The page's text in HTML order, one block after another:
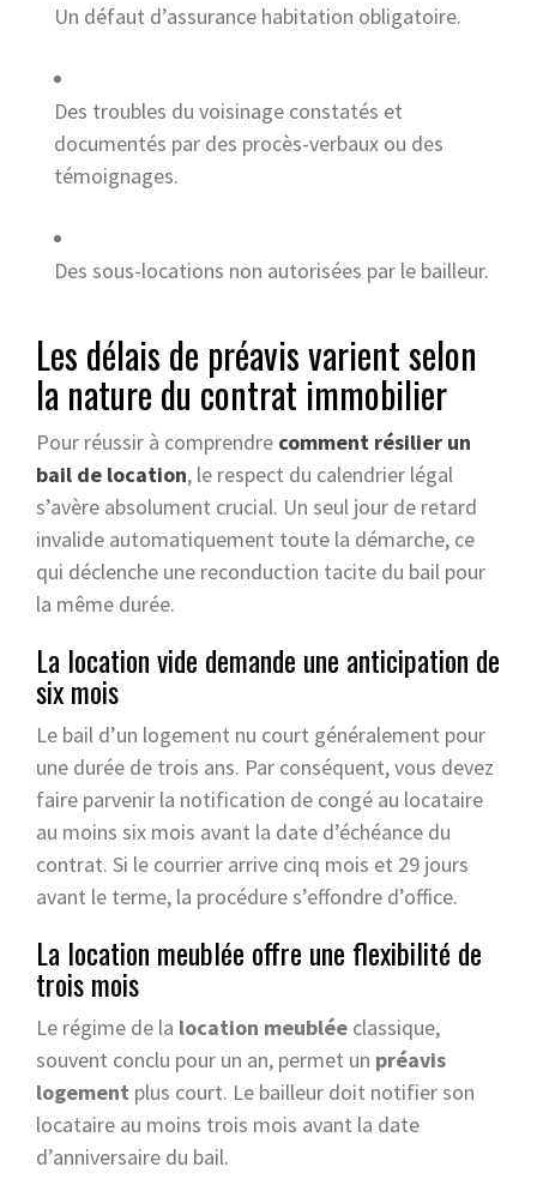
Un défaut d’assurance habitation obligatoire.
Des troubles du voisinage constatés et
documentés par des procès-verbaux ou des
témoignages.
Des sous-locations non autorisées par le bailleur.
Les délais de préavis varient selon
la nature du contrat immobilier
Pour réussir à comprendre comment résilier un
bail de location, le respect du calendrier légal
s’avère absolument crucial. Un seul jour de retard
invalide automatiquement toute la démarche, ce
qui déclenche une reconduction tacite du bail pour
la même durée.
La location vide demande une anticipation de
six mois
Le bail d’un logement nu court généralement pour
une durée de trois ans. Par conséquent, vous devez
faire parvenir la notification de congé au locataire
au moins six mois avant la date d’échéance du
contrat. Si le courrier arrive cinq mois et 29 jours
avant le terme, la procédure s’effondre d’office.
La location meublée offre une flexibilité de
trois mois
Le régime de la location meublée classique,
souvent conclu pour un an, permet un préavis
logement plus court. Le bailleur doit notifier son
locataire au moins trois mois avant la date
d’anniversaire du bail.